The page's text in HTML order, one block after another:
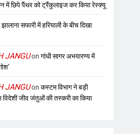
में छिपे पैंथर को ट्रैंकुलाइज कर किया रेस्क्यू
झालाना सफारी में हरियाली के बीच दिखा
JANGUonगांधी सागर अभयारण्य में
JANGUonकस्टम विभाग ने बड़ी
विदेशी जीव जंतुओं की तस्करी का किया